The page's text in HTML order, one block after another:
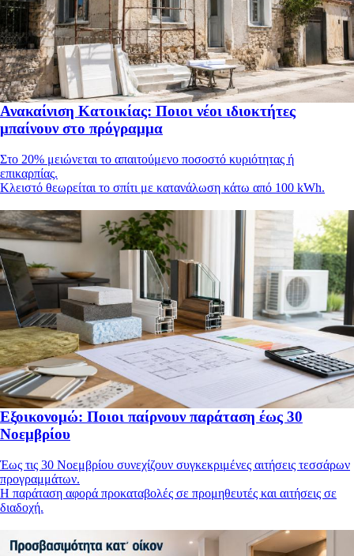
Ανακαίνιση Κατοικίας: Ποιοι νέοι ιδιοκτήτες
μπαίνουν στο πρόγραμμα
Στο 20% μειώνεται το απαιτούμενο ποσοστό κυριότητας ή
επικαρπίας.
Κλειστό θεωρείται το σπίτι με κατανάλωση κάτω από 100 kWh.
Εξοικονομώ: Ποιοι παίρνουν παράταση έως 30
Νοεμβρίου
Έως τις 30 Νοεμβρίου συνεχίζουν συγκεκριμένες αιτήσεις τεσσάρων
προγραμμάτων.
Η παράταση αφορά προκαταβολές σε προμηθευτές και αιτήσεις σε
διαδοχή.